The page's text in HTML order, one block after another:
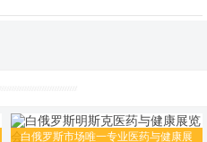
白俄罗斯市场唯一专业医药与健康展